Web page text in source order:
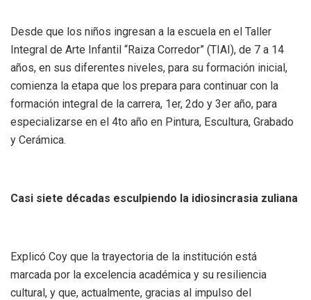
Desde que los niños ingresan a la escuela en el Taller
Integral de Arte Infantil “Raiza Corredor” (TIAI), de 7 a 14
años, en sus diferentes niveles, para su formación inicial,
comienza la etapa que los prepara para continuar con la
formación integral de la carrera, 1er, 2do y 3er año, para
especializarse en el 4to año en Pintura, Escultura, Grabado
y Cerámica.
Casi siete décadas esculpiendo la idiosincrasia zuliana
Explicó Coy que la trayectoria de la institución está
marcada por la excelencia académica y su resiliencia
cultural, y que, actualmente, gracias al impulso del